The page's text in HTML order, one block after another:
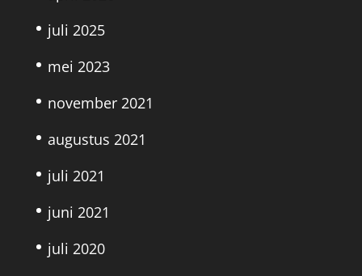
juli 2025
mei 2023
november 2021
augustus 2021
juli 2021
juni 2021
juli 2020